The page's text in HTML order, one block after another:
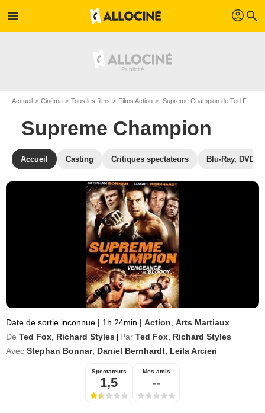
menu profil search
Accueil Cinéma Tous les films Films Action Supreme Champion de Ted Fox et Richard Styles
Supreme Champion
Accueil Casting Critiques spectateurs Blu-Ray, DVD
Date de sortie inconnue | 1h 24min | Action Arts Martiaux
De Ted Fox Richard Styles Par Ted Fox Richard Styles
Avec Stephan Bonnar, Daniel Bernhardt Leila Arcieri
Spectateurs
1,5
Mes amis
--